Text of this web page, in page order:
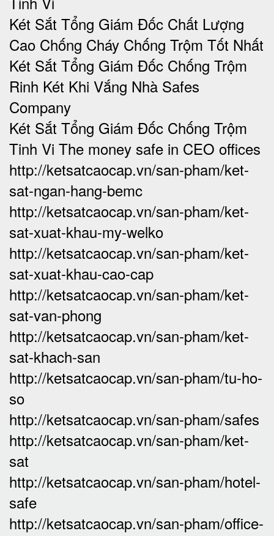
Két Sắt Tổng Giám Đốc Chất Lượng
Cao Chống Cháy Chống Trộm Tốt Nhất
Két Sắt Tổng Giám Đốc Chống Trộm
Rinh Két Khi Vắng Nhà Safes
Company
Két Sắt Tổng Giám Đốc Chống Trộm
Tinh Vi The money safe in CEO offices
http://ketsatcaocap.vn/san-pham/ket-
sat-ngan-hang-bemc
http://ketsatcaocap.vn/san-pham/ket-
sat-xuat-khau-my-welko
http://ketsatcaocap.vn/san-pham/ket-
sat-xuat-khau-cao-cap
http://ketsatcaocap.vn/san-pham/ket-
sat-van-phong
http://ketsatcaocap.vn/san-pham/ket-
sat-khach-san
http://ketsatcaocap.vn/san-pham/tu-ho-
so
http://ketsatcaocap.vn/san-pham/safes
http://ketsatcaocap.vn/san-pham/ket-
sat
http://ketsatcaocap.vn/san-pham/hotel-
safe
http://ketsatcaocap.vn/san-pham/office-